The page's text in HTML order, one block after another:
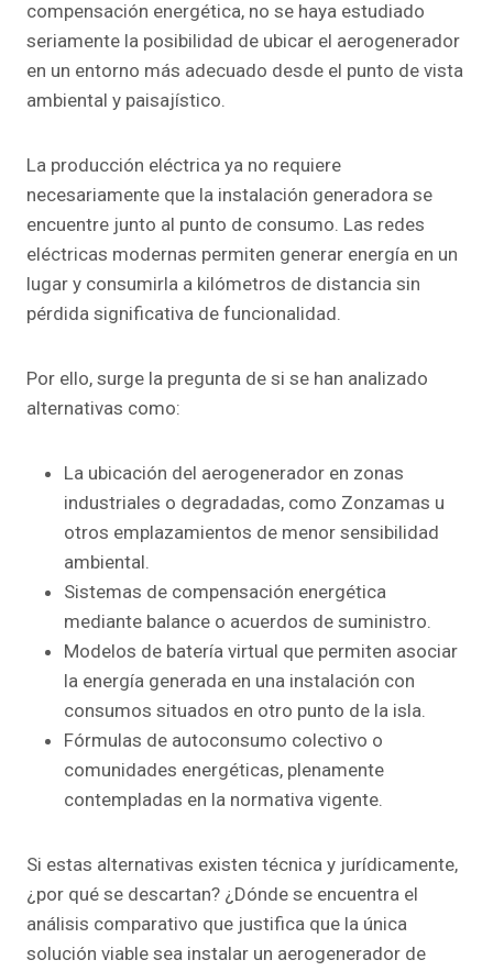
compensación energética, no se haya estudiado
seriamente la posibilidad de ubicar el aerogenerador
en un entorno más adecuado desde el punto de vista
ambiental y paisajístico.
La producción eléctrica ya no requiere
necesariamente que la instalación generadora se
encuentre junto al punto de consumo. Las redes
eléctricas modernas permiten generar energía en un
lugar y consumirla a kilómetros de distancia sin
pérdida significativa de funcionalidad.
Por ello, surge la pregunta de si se han analizado
alternativas como:
La ubicación del aerogenerador en zonas
industriales o degradadas, como Zonzamas u
otros emplazamientos de menor sensibilidad
ambiental.
Sistemas de compensación energética
mediante balance o acuerdos de suministro.
Modelos de batería virtual que permiten asociar
la energía generada en una instalación con
consumos situados en otro punto de la isla.
Fórmulas de autoconsumo colectivo o
comunidades energéticas, plenamente
contempladas en la normativa vigente.
Si estas alternativas existen técnica y jurídicamente,
¿por qué se descartan? ¿Dónde se encuentra el
análisis comparativo que justifica que la única
solución viable sea instalar un aerogenerador de